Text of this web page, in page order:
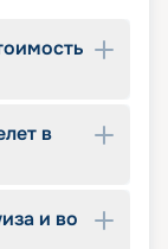
в
и во